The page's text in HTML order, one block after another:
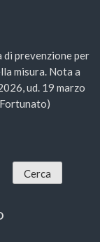
di prevenzione per
misura. Nota a
ud. 19 marzo